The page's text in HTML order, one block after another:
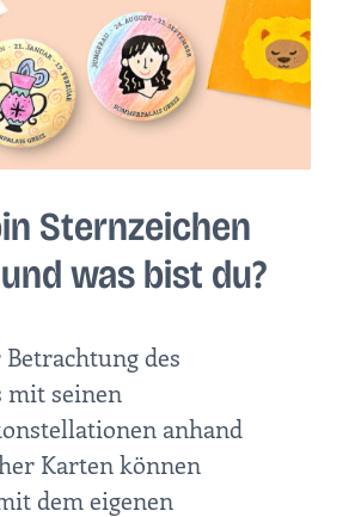
Sternzeichen
was bist du?
des
mit seinen
anhand
Karten können
dem eigenen